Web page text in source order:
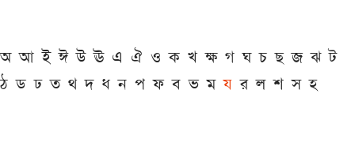
অ আ ই ঈ উ ঊ এ ঐ ও ক খ ক্ষ গ ঘ চ ছ জ ঝ ট
ঠ ড ঢ ত থ দ ধ ন প ফ ব ভ ম য র ল শ স হ